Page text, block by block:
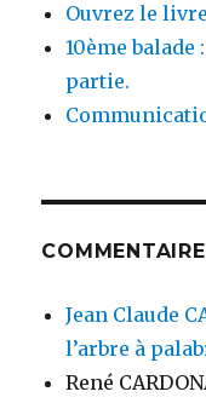
Ouvrez le
10ème balade
partie.
Jean Claude
l’arbre à
René